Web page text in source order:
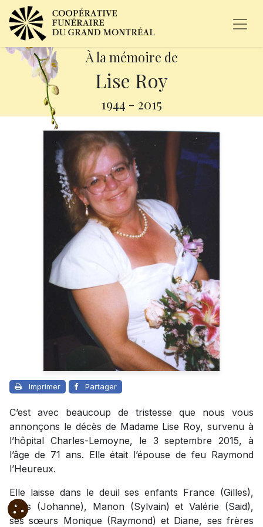
À la mémoire de
Lise Roy
1944 - 2015
Imprimer Partager
C’est avec beaucoup de tristesse que nous vous
annonçons le décès de Madame Lise Roy, survenu à
l’hôpital Charles-Lemoyne, le 3 septembre 2015, à
l’âge de 71 ans. Elle était l’épouse de feu Raymond
l’Heureux.
Elle laisse dans le deuil ses enfants France (Gilles),
Yves (Johanne), Manon (Sylvain) et Valérie (Said),
ses sœurs Monique (Raymond) et Diane, ses frères